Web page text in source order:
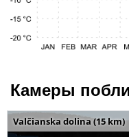
Камеры
Valčianska dolina (15 km)